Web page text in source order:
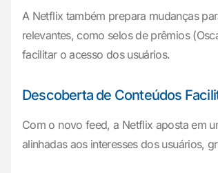
A Netflix também prepara mudanças
relevantes, como selos de prêmios
facilitar o acesso dos usuários.
Descoberta de Conteúdos
Com o novo feed, a Netflix aposta em
alinhadas aos interesses dos usuários,